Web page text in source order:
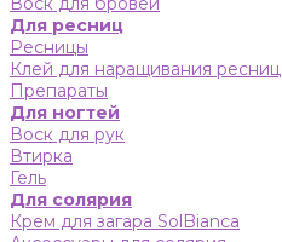
Для ресниц
Ресницы
Клей для наращивания ресниц
Препараты
Для ногтей
Воск для рук
Втирка
Гель
Для солярия
Крем для загара SolBianca